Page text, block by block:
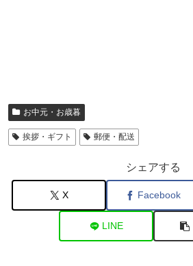
お中元・お歳暮
挨拶・ギフト 郵便・配送
シェアする
X Facebook
LINE